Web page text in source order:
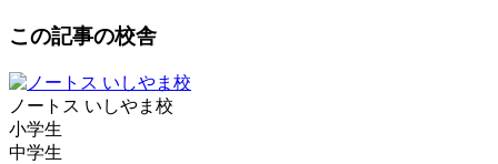
この記事の校舎
ノートス いしやま校
小学生
中学生